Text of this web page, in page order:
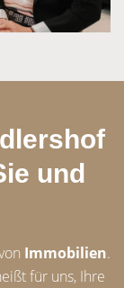
und
Immobilien.
für uns, Ihre